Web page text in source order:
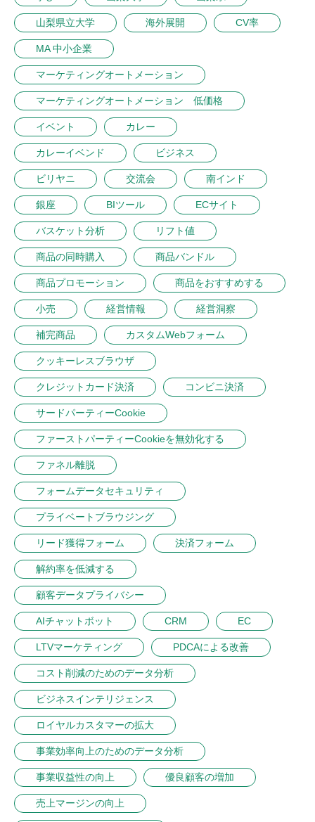
山梨県立大学 海外展開 CV率
MA 中小企業
マーケティングオートメーション
マーケティングオートメーション 低価格
イベント カレー
カレーイベンド ビジネス
ビリヤニ 交流会 南インド
銀座 BIツール ECサイト
バスケット分析 リフト値
商品の同時購入 商品バンドル
商品プロモーション 商品をおすすめする
小売 経営情報 経営洞察
補完商品 カスタムWebフォーム
クッキーレスブラウザ
クレジットカード決済 コンビニ決済
サードパーティーCookie
ファーストパーティーCookieを無効化する
ファネル離脱
フォームデータセキュリティ
プライベートブラウジング
リード獲得フォーム 決済フォーム
解約率を低減する
顧客データプライバシー
AIチャットボット CRM EC
LTVマーケティング PDCAによる改善
コスト削減のためのデータ分析
ビジネスインテリジェンス
ロイヤルカスタマーの拡大
事業効率向上のためのデータ分析
事業収益性の向上 優良顧客の増加
売上マージンの向上